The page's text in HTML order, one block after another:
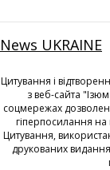
News UKRAINE
Цитування і
з веб-сайта
соцмережах
гіперпосилання
Цитування,
друкованих